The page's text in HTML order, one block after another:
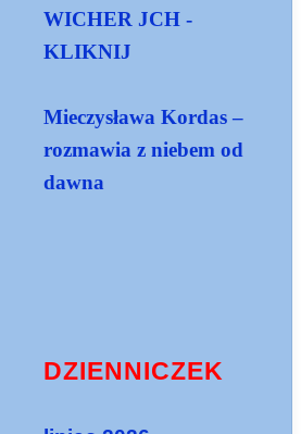
WICHER JCH -
KLIKNIJ
Mieczysława Kordas –
rozmawia z niebem od
dawna
DZIENNICZEK